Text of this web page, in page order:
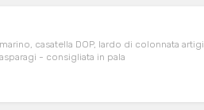
casatella DOP, lardo di colonnata
funghi / radicchio / asparagi - consigliata in pala